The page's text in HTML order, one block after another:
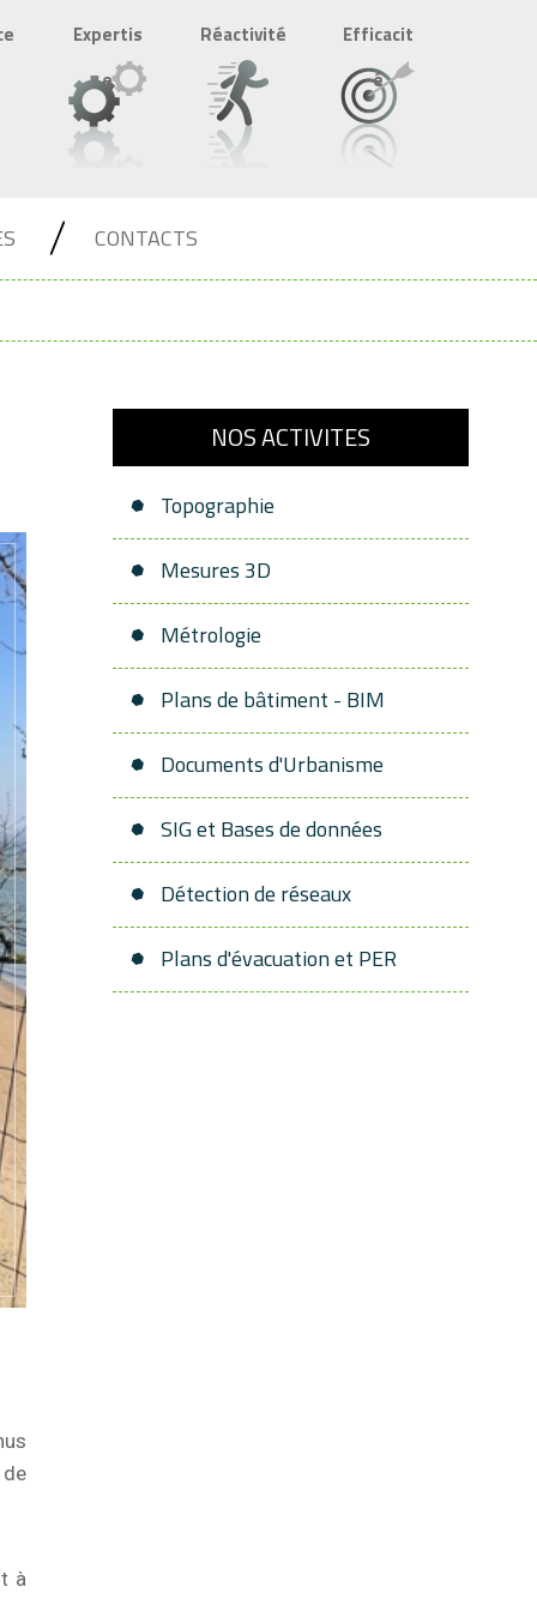
Expertis
e
Réactivité
Efficacit
é
CONTACTS
à
NOS ACTIVITES
Topographie
Mesures 3D
Métrologie
Plans de bâtiment - BIM
Documents d'Urbanisme
SIG et Bases de données
Détection de réseaux
Plans d'évacuation et PER